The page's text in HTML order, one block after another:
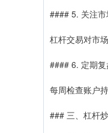
#### 5. 关注
杠杆交易对市
#### 6. 定期
每周检查账户
### 三、杠杆